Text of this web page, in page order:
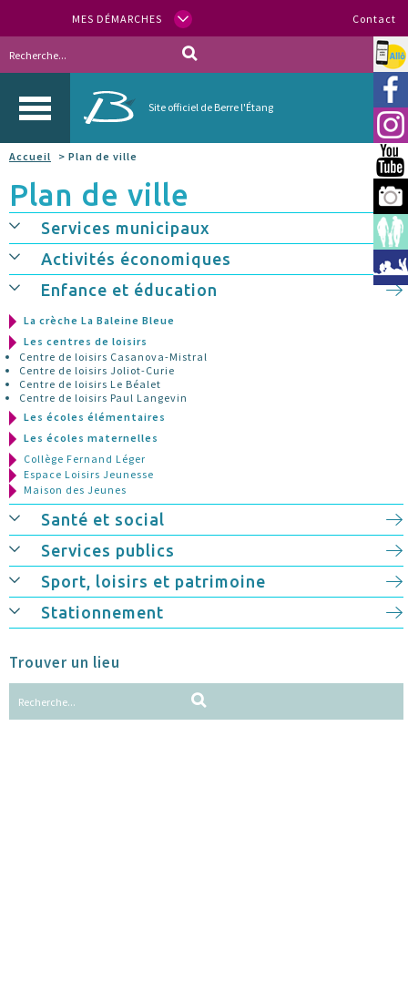
MES DÉMARCHES Contact
Site officiel de Berre l'Étang
Allo
Accueil > Plan de ville
Plan de ville
Services municipaux
Activités économiques
Enfance et éducation
La crèche La Baleine Bleue
Les centres de loisirs
Centre de loisirs Casanova-Mistral
Centre de loisirs Joliot-Curie
Centre de loisirs Le Béalet
Centre de loisirs Paul Langevin
Les écoles élémentaires
Les écoles maternelles
Collège Fernand Léger
Espace Loisirs Jeunesse
Maison des Jeunes
Santé et social
Services publics
Sport, loisirs et patrimoine
Stationnement
Trouver un lieu